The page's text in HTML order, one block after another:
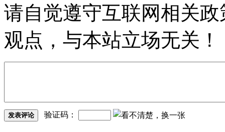
请自觉遵守互联网相关
观点，与本站立场无关！
发表评论 验证码：